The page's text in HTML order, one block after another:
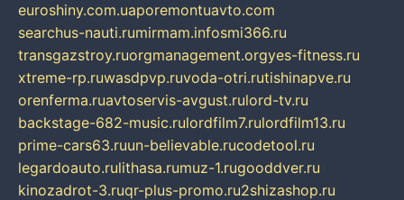
euroshiny.com.uaporemontuavto.com
searchus-nauti.rumirmam.infosmi366.ru
transgazstroy.ruorgmanagement.orgyes-fitness.ru
xtreme-rp.ruwasdpvp.ruvoda-otri.rutishinapve.ru
orenferma.ruavtoservis-avgust.rulord-tv.ru
backstage-682-music.rulordfilm7.rulordfilm13.ru
prime-cars63.ruun-believable.rucodetool.ru
legardoauto.rulithasa.rumuz-1.rugooddver.ru
kinozadrot-3.ruqr-plus-promo.ru2shizashop.ru